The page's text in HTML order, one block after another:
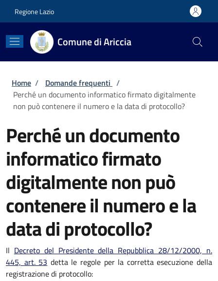
Regione Lazio
Comune di Ariccia
Briciole di pane
Home / Domande frequenti /
Perché un documento informatico firmato digitalmente
non può contenere il numero e la data di protocollo?
Perché un documento
informatico firmato
digitalmente non può
contenere il numero e la
data di protocollo?
Il Decreto del Presidente della Repubblica 28/12/2000, n.
445, art. 53 detta le regole per la corretta esecuzione della
registrazione di protocollo: